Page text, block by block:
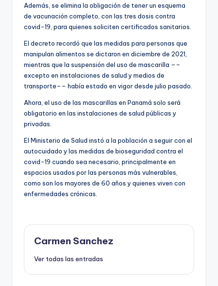
Además, se elimina la obligación de tener un esquema
de vacunación completo, con las tres dosis contra
covid-19, para quienes soliciten certificados sanitarios.
El decreto recordó que las medidas para personas que
manipulan alimentos se dictaron en diciembre de 2021,
mientras que la suspensión del uso de mascarilla ––
excepto en instalaciones de salud y medios de
transporte–– había estado en vigor desde julio pasado.
Ahora, el uso de las mascarillas en Panamá solo será
obligatorio en las instalaciones de salud públicas y
privadas.
El Ministerio de Salud instó a la población a seguir con el
autocuidado y las medidas de bioseguridad contra el
covid-19 cuando sea necesario, principalmente en
espacios usados por las personas más vulnerables,
como son los mayores de 60 años y quienes viven con
enfermedades crónicas.
Carmen Sanchez
Ver todas las entradas